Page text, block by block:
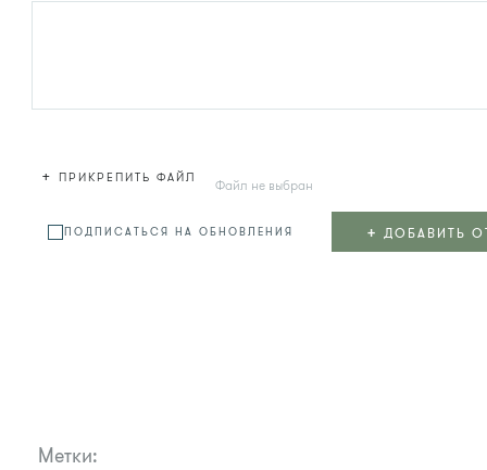
+ ПРИКРЕПИТЬ ФАЙЛ Файл не выбран
ПОДПИСАТЬСЯ НА ОБНОВЛЕНИЯ + ДОБАВИТЬ
Метки: